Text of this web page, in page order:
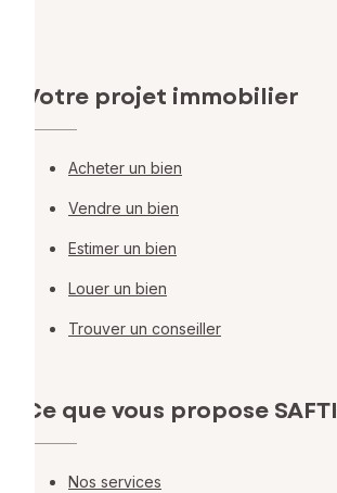
Votre projet immobilier
Acheter un bien
Vendre un bien
Estimer un bien
Louer un bien
Trouver un conseiller
Ce que vous propose SAFTI
Nos services